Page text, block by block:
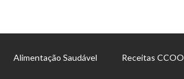
Alimentação Saudável Receitas CCOO